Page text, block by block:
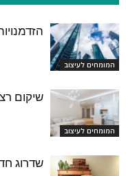
המומחים לעיצוב
המומחים לעיצוב
שיקום
שדרוג